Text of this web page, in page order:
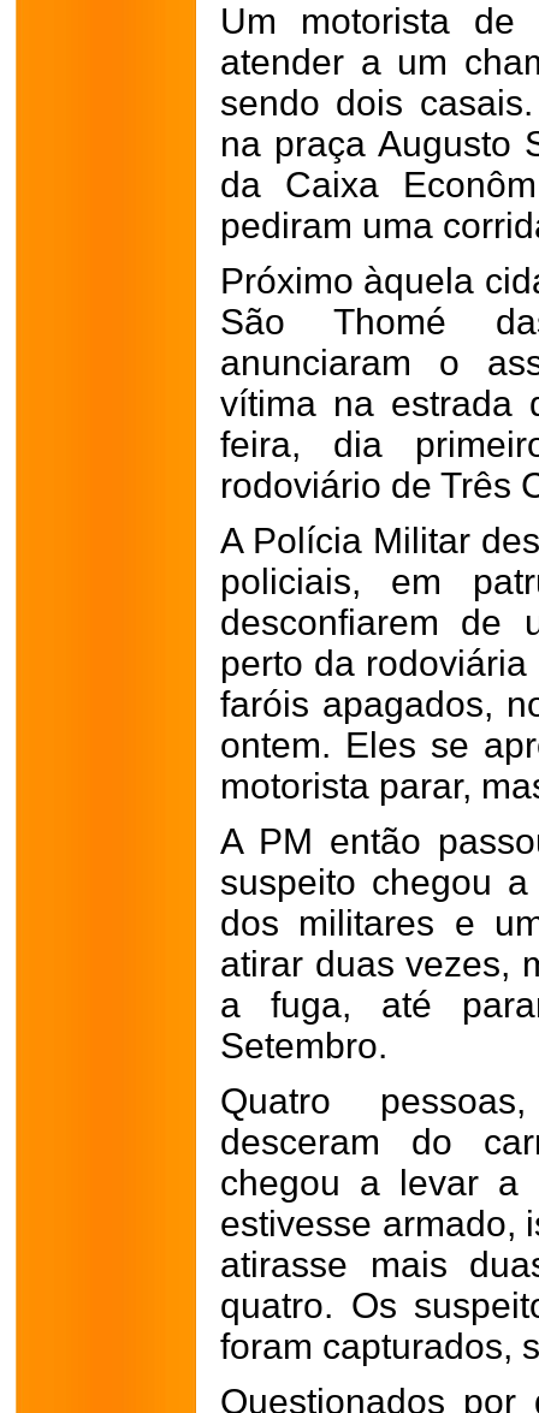
Um motorista de
atender a um
sendo dois
na praça Augusto
da Caixa
pediram uma
Próximo àquela
São Thomé
anunciaram o
vítima na estrada
feira, dia
rodoviário de Três
A Polícia Militar
policiais, em
desconfiarem de
perto da
faróis apagados,
ontem. Eles se
motorista parar,
A PM então
suspeito chegou
dos militares e
atirar duas vezes,
a fuga, até
Setembro.
Quatro
desceram do
chegou a levar a
estivesse armado,
atirasse mais
quatro. Os
foram capturados,
Questionados